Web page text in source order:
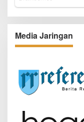
Media Jaringan